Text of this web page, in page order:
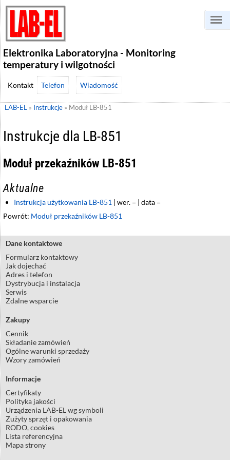
Elektronika Laboratoryjna - Monitoring
temperatury i wilgotności
Telefon Wiadomość
LAB-EL » Instrukcje » Moduł LB-851
Instrukcje dla LB-851
Moduł przekaźników LB-851
Aktualne
Instrukcja użytkowania LB-851 | wer. = | data =
Powrót: Moduł przekaźników LB-851
Dane kontaktowe
Formularz kontaktowy
Jak dojechać
Adres i telefon
Dystrybucja i instalacja
Serwis
Zdalne wsparcie
Zakupy
Cennik
Składanie zamówień
Ogólne warunki sprzedaży
Wzory zamówień
Informacje
Certyfikaty
Polityka jakości
Urządzenia LAB-EL wg symboli
Zużyty sprzęt i opakowania
RODO, cookies
Lista referencyjna
Mapa strony